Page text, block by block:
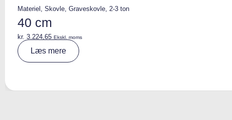
Materiel , Skovle, Graveskovle, 2-3 ton
40 cm
kr. 3.224,65 Ekskl. moms
Læs mere
ti